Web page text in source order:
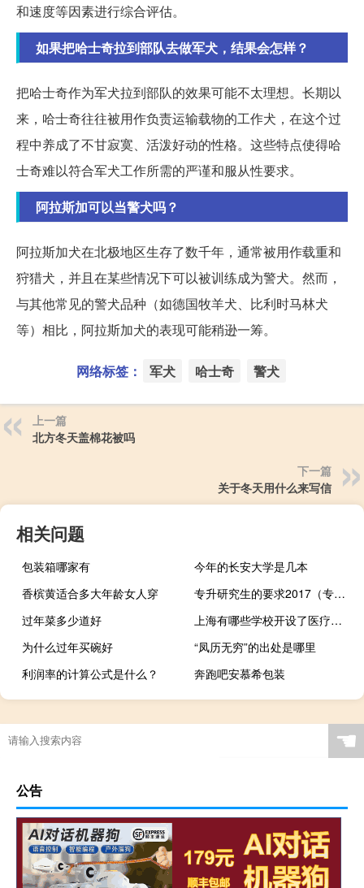
和速度等因素进行综合评估。
如果把哈士奇拉到部队去做军犬，结果会怎样？
把哈士奇作为军犬拉到部队的效果可能不太理想。长期以
来，哈士奇往往被用作负责运输载物的工作犬，在这个过
程中养成了不甘寂寞、活泼好动的性格。这些特点使得哈
士奇难以符合军犬工作所需的严谨和服从性要求。
阿拉斯加可以当警犬吗？
阿拉斯加犬在北极地区生存了数千年，通常被用作载重和
狩猎犬，并且在某些情况下可以被训练成为警犬。然而，
与其他常见的警犬品种（如德国牧羊犬、比利时马林犬
等）相比，阿拉斯加犬的表现可能稍逊一筹。
网络标签： 军犬 哈士奇 警犬
上一篇
北方冬天盖棉花被吗
下一篇
关于冬天用什么来写信
相关问题
包装箱哪家有
今年的长安大学是几本
香槟黄适合多大年龄女人穿
专升研究生的要求2017（专升研究生的要求）
过年菜多少道好
上海有哪些学校开设了医疗产品管理专业
为什么过年买碗好
“凤历无穷”的出处是哪里
利润率的计算公式是什么？
奔跑吧安慕希包装
☚
公告